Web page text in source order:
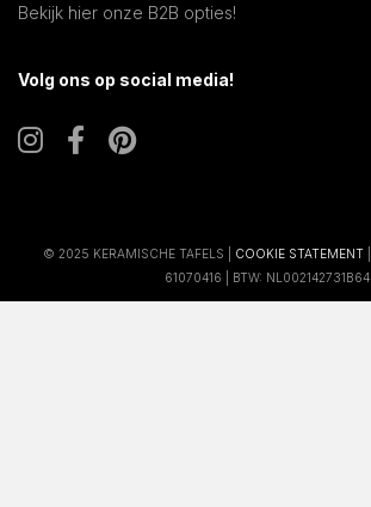
Bekijk hier onze B2B opties!
Volg ons op social media!
© 2025 KERAMISCHE TAFELS | COOKIE STATEMENT
61070416 | BTW: NL002142731B64